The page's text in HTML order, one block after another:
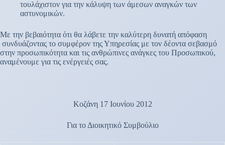
τουλάχιστον για την κάλυψη των άμεσων αναγκών των
αστυνομικών.
Με την βεβαιότητα ότι θα λάβετε την καλύτερη δυνατή απόφαση
συνδυάζοντας το συμφέρον της Υπηρεσίας με τον δέοντα σεβασμό
στην προσωπικότητα και τις ανθρώπινες ανάγκες του Προσωπικού,
αναμένουμε για τις ενέργειές σας.
Κοζάνη 17 Ιουνίου 2012
Για το Διοικητικό Συμβούλιο